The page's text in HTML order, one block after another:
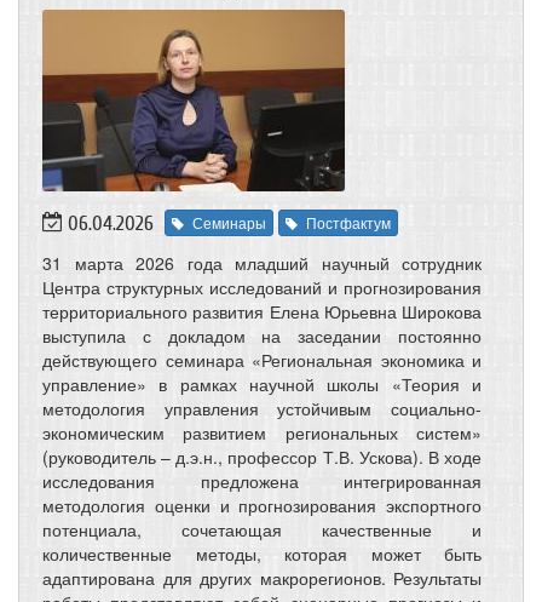
06.04.2026 Семинары Постфактум
31 марта 2026 года младший научный сотрудник
Центра структурных исследований и прогнозирования
территориального развития Елена Юрьевна Широкова
выступила с докладом на заседании постоянно
действующего семинара «Региональная экономика и
управление» в рамках научной школы «Теория и
методология управления устойчивым социально-
экономическим развитием региональных систем»
(руководитель – д.э.н., профессор Т.В. Ускова). В ходе
исследования предложена интегрированная
методология оценки и прогнозирования экспортного
потенциала, сочетающая качественные и
количественные методы, которая может быть
адаптирована для других макрорегионов. Результаты